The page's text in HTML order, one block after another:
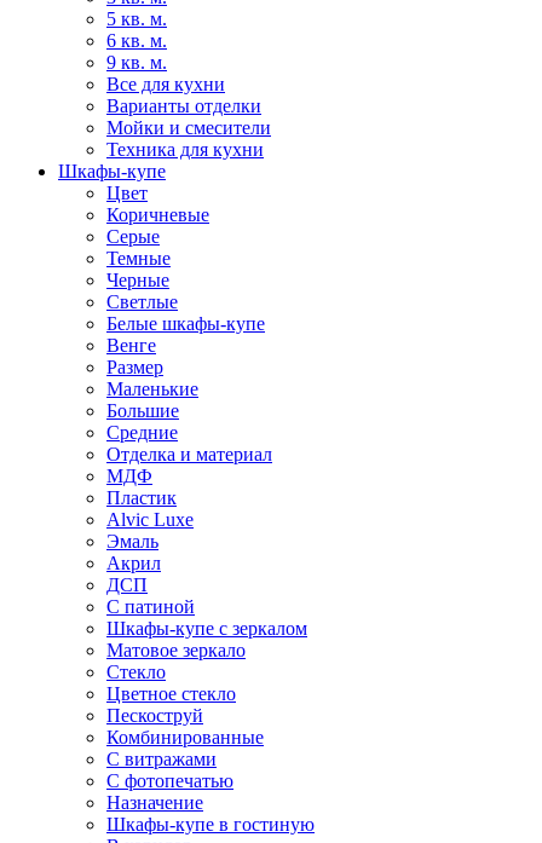
5 кв. м.
6 кв. м.
9 кв. м.
Все для кухни
Варианты отделки
Мойки и смесители
Техника для кухни
Шкафы-купе
Цвет
Коричневые
Серые
Темные
Черные
Светлые
Белые шкафы-купе
Венге
Размер
Маленькие
Большие
Средние
Отделка и материал
МДФ
Пластик
Alvic Luxe
Эмаль
Акрил
ДСП
С патиной
Шкафы-купе с зеркалом
Матовое зеркало
Стекло
Цветное стекло
Пескоструй
Комбинированные
С витражами
С фотопечатью
Назначение
Шкафы-купе в гостиную